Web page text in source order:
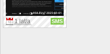
1 lat/a SMS